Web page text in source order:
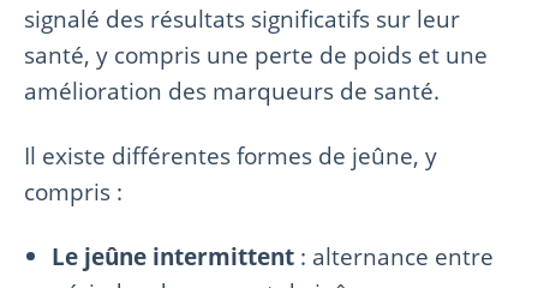
signalé des résultats significatifs sur leur
santé, y compris une perte de poids et une
amélioration des marqueurs de santé.
Il existe différentes formes de jeûne, y
compris :
Le jeûne intermittent : alternance entre